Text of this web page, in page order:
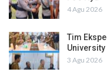
4 Agu 2026
Tim
3 Agu 2026